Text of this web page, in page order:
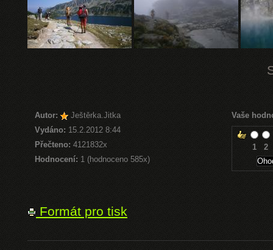
Autor:
Ještěrka.Jitka
Vydáno: 15.2.2012 8:44
Přečteno:4121832x
Hodnocení: 1 (hodnoceno 585x)
Vaše
1 2
Formát pro tisk